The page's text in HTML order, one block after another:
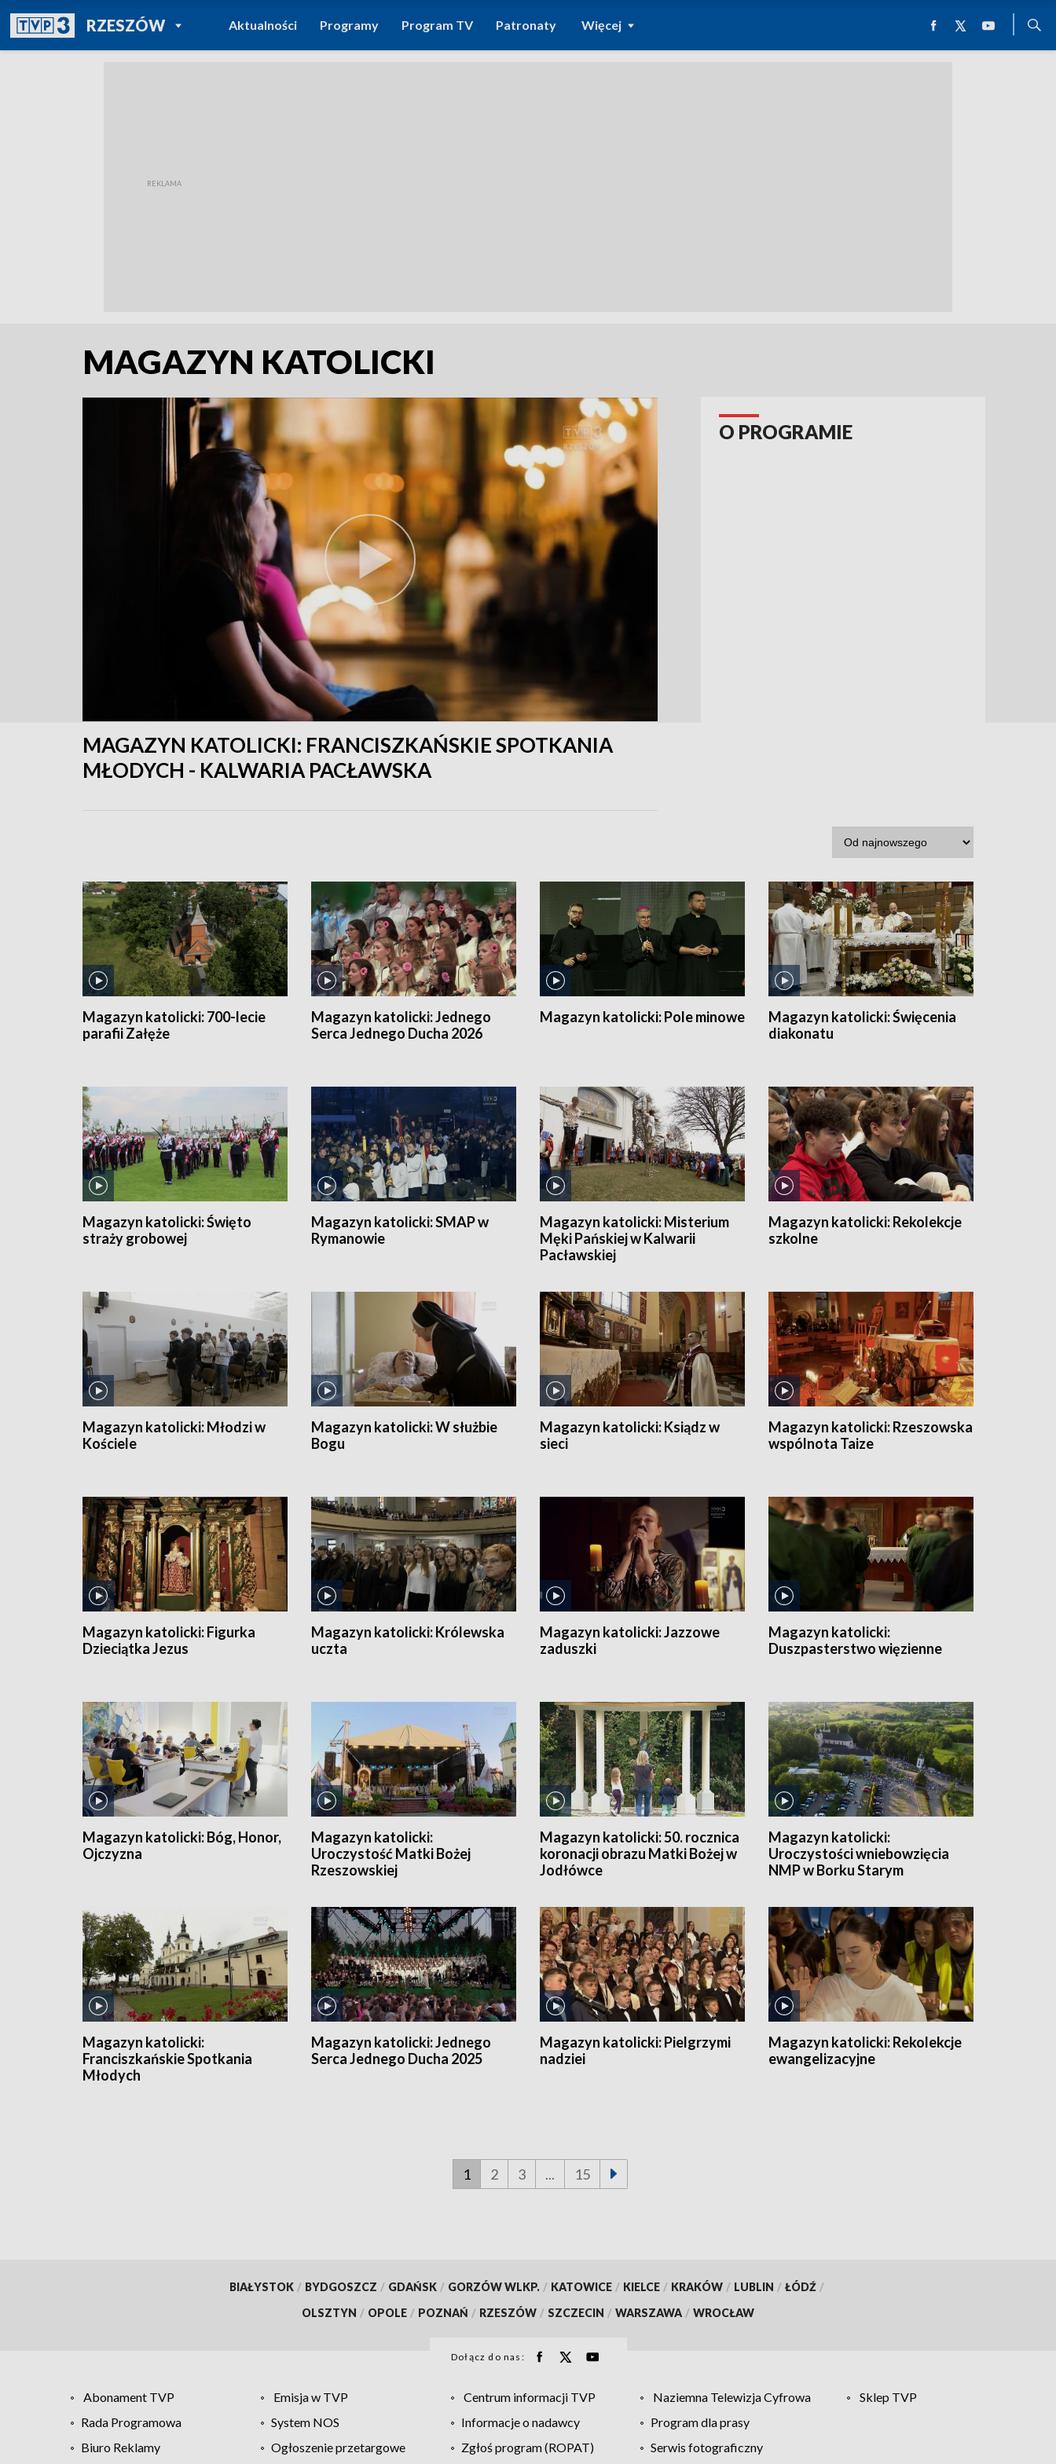
RZESZÓWPOWRÓT DO
TVP REGIONY
Aktualności Programy Program TV Patronaty Więcej
MAGAZYN KATOLICKI
MAGAZYN KATOLICKI: FRANCISZKAŃSKIE SPOTKANIA
MŁODYCH - KALWARIA PACŁAWSKA
O PROGRAMIE
Magazyn katolicki:700-lecie
parafii Załęże
Magazyn katolicki:Jednego
Serca Jednego Ducha 2026
Magazyn katolicki:Pole minowe Magazyn katolicki:Święcenia
diakonatu
Magazyn katolicki:Święto
straży grobowej
Magazyn katolicki:SMAP w
Rymanowie
Magazyn katolicki:Misterium
Męki Pańskiej w Kalwarii
Pacławskiej
Magazyn katolicki:Rekolekcje
szkolne
Magazyn katolicki:Młodzi w
Kościele
Magazyn katolicki:W służbie
Bogu
Magazyn katolicki:Ksiądz w
sieci
Magazyn katolicki:Rzeszowska
wspólnota Taize
Magazyn katolicki:Figurka
Dzieciątka Jezus
Magazyn katolicki:Królewska
uczta
Magazyn katolicki:Jazzowe
zaduszki
Magazyn katolicki:
Duszpasterstwo więzienne
Magazyn katolicki:Bóg, Honor,
Ojczyzna
Magazyn katolicki:
Uroczystość Matki Bożej
Rzeszowskiej
Magazyn katolicki:50. rocznica
koronacji obrazu Matki Bożej w
Jodłówce
Magazyn katolicki:
Uroczystości wniebowzięcia
NMP w Borku Starym
Magazyn katolicki:
Franciszkańskie Spotkania
Młodych
Magazyn katolicki:Jednego
Serca Jednego Ducha 2025
Magazyn katolicki:Pielgrzymi
nadziei
Magazyn katolicki:Rekolekcje
ewangelizacyjne
1 2 3 ... 15
BIAŁYSTOK / BYDGOSZCZ / GDAŃSK / GORZÓW WLKP. / KATOWICE / KIELCE / KRAKÓW / LUBLIN / ŁÓDŹ /
OLSZTYN / OPOLE / POZNAŃ / RZESZÓW / SZCZECIN / WARSZAWA / WROCŁAW
Dołącz do nas:
Abonament TVP Emisja w TVP Centrum informacji TVP Naziemna Telewizja Cyfrowa
Sklep TVP
Rada Programowa
System NOS Informacje o nadawcy
Program dla prasy
Biuro Reklamy
Ogłoszenie przetargowe Zgłoś program (ROPAT) Serwis fotograficzny